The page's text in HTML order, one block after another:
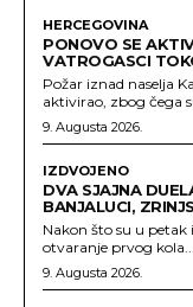
HERCEGOVINA
PONOVO SE
VATROGASCI
Požar iznad naselja
aktivirao, zbog čega
9. Augusta 2026.
IZDVOJENO
DVA SJAJNA
BANJALUCI,
Nakon što su u
otvaranje prvog kola...
9. Augusta 2026.